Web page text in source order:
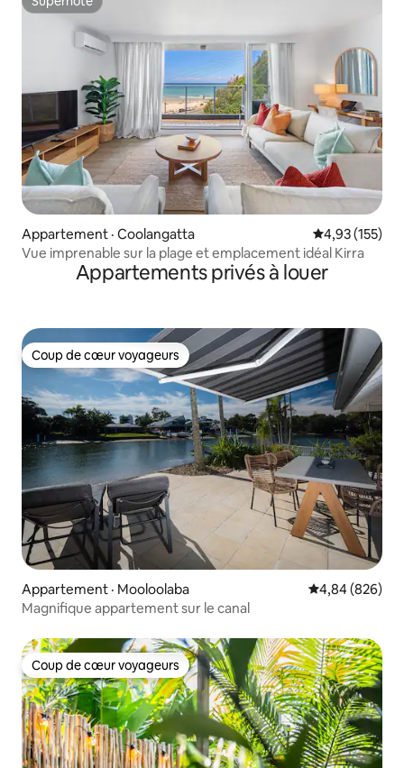
Superhôte
Appartement · Coolangatta Note
4,93 (155)
Vue imprenable sur la plage et emplacement idéal Kirra
Appartements privés à louer
Coup de cœur voyageurs
Coup de cœur voyageurs
Appartement · Mooloolaba Note
4,84 (826)
Magnifique appartement sur le canal
Coup de cœur voyageurs
Coup de cœur voyageurs